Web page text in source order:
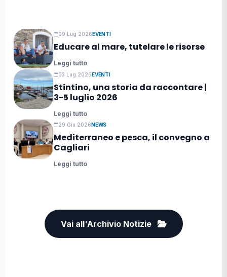
09 Lug 2026EVENTI
Educare al mare, tutelare le risorse
Leggi tutto
03 Lug 2026EVENTI
Stintino, una storia da raccontare |
3-5 luglio 2026
Leggi tutto
29 Giu 2026NEWS
Mediterraneo e pesca, il convegno a
Cagliari
Leggi tutto
Vai all'Archivio Notizie